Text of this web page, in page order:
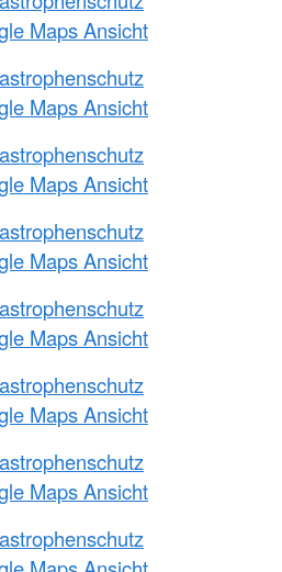
Maps Ansicht
Maps Ansicht
Maps Ansicht
Maps Ansicht
Maps Ansicht
Maps Ansicht
Maps Ansicht